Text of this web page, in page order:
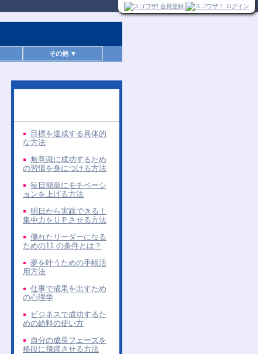
その他 ▼
目標を達成する具体的
な方法
無意識に成功するため
の習慣を身につける方法
毎日簡単にモチベーシ
ョンを上げる方法
明日から実践できる！
集中力をＵＰさせる方法
優れたリーダーになる
ための11 の条件とは？
夢を叶うための手帳活
用方法
仕事で成果を出すため
の心理学
ビジネスで成功するた
めの給料の使い方
自分の成長フェーズを
格段に飛躍させる方法